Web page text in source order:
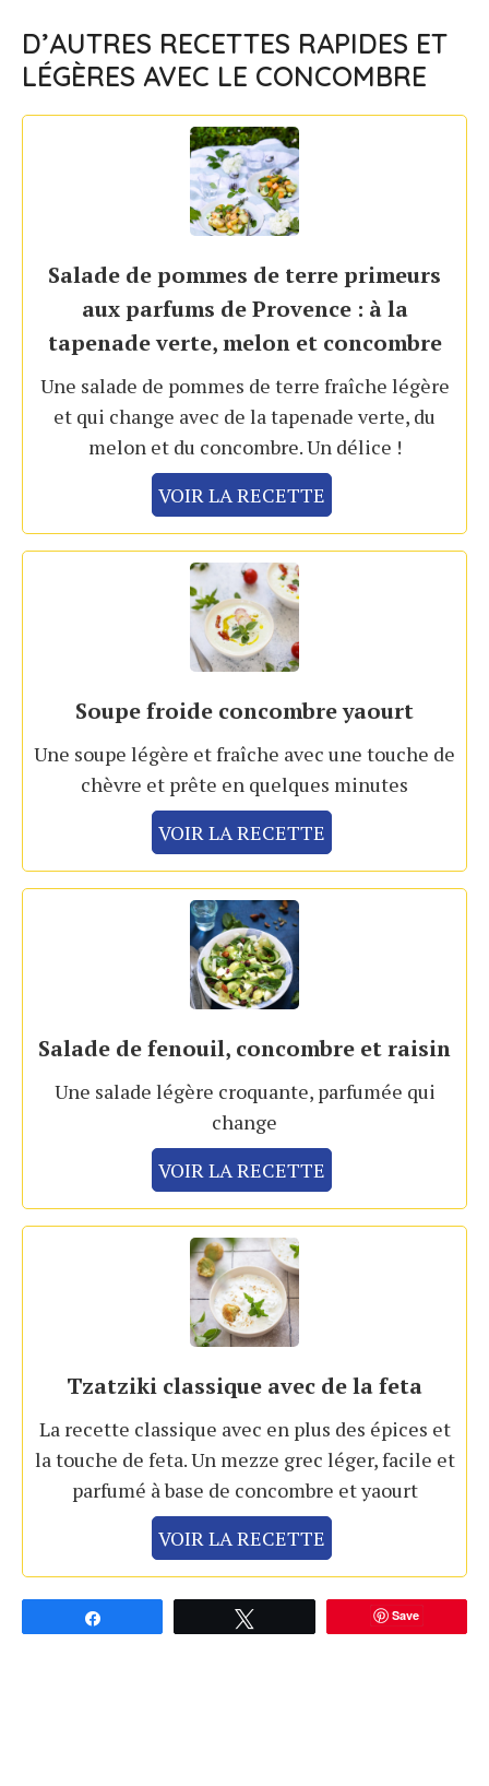
D’AUTRES RECETTES RAPIDES ET
LÉGÈRES AVEC LE CONCOMBRE
Salade de pommes de terre primeurs
aux parfums de Provence : à la
tapenade verte, melon et concombre
Une salade de pommes de terre fraîche légère
et qui change avec de la tapenade verte, du
melon et du concombre. Un délice !
VOIR LA RECETTE
Soupe froide concombre yaourt
Une soupe légère et fraîche avec une touche de
chèvre et prête en quelques minutes
VOIR LA RECETTE
Salade de fenouil, concombre et raisin
Une salade légère croquante, parfumée qui
change
VOIR LA RECETTE
Tzatziki classique avec de la feta
La recette classique avec en plus des épices et
la touche de feta. Un mezze grec léger, facile et
parfumé à base de concombre et yaourt
VOIR LA RECETTE
Save